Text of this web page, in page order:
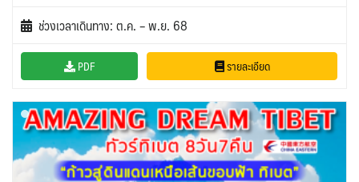
ช่วงเวลาเดินทาง: ต.ค. – พ.ย. 68
PDF รายละเอียด